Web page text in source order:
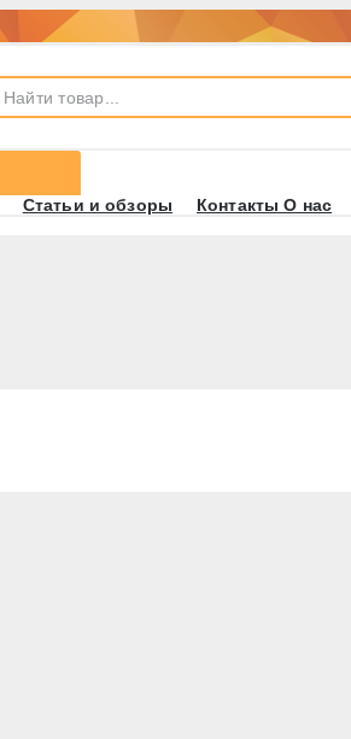
Статьи и обзоры Контакты О нас